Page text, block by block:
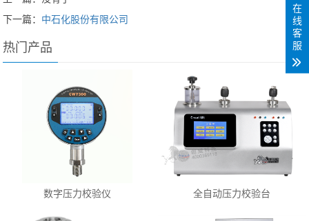
下一篇： 中石化股份有限公司
热门产品
数字压力校验仪 全自动压力校验台
在
线
客
服